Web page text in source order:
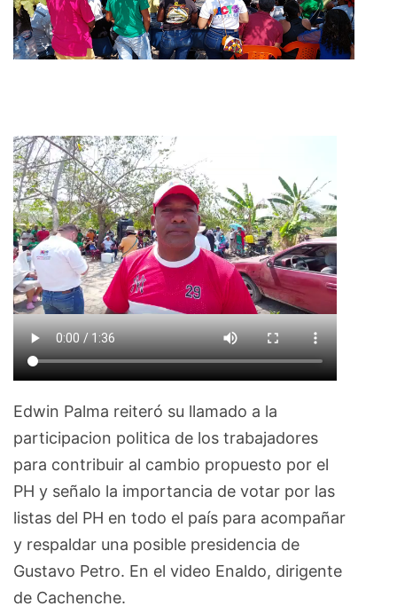
Edwin Palma reiteró su llamado a la
participacion politica de los trabajadores
para contribuir al cambio propuesto por el
PH y señalo la importancia de votar por las
listas del PH en todo el país para acompañar
y respaldar una posible presidencia de
Gustavo Petro. En el video Enaldo, dirigente
de Cachenche.